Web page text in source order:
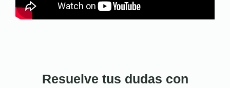
Resuelve tus dudas con